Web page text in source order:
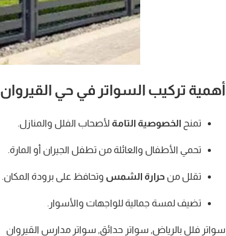
أهمية تركيب السواتر في حي القيروان
تمنح الخصوصية التامة لأصحاب الفلل والمنازل.
تحمي الأطفال والعائلة من تطفل الجيران أو المارة.
تقلل من حرارة الشمس وتحافظ على برودة المكان.
تضيف لمسة جمالية للواجهات والأسوار.
سواتر فلل بالرياض, سواتر حدائق, سواتر مدارس القيروان